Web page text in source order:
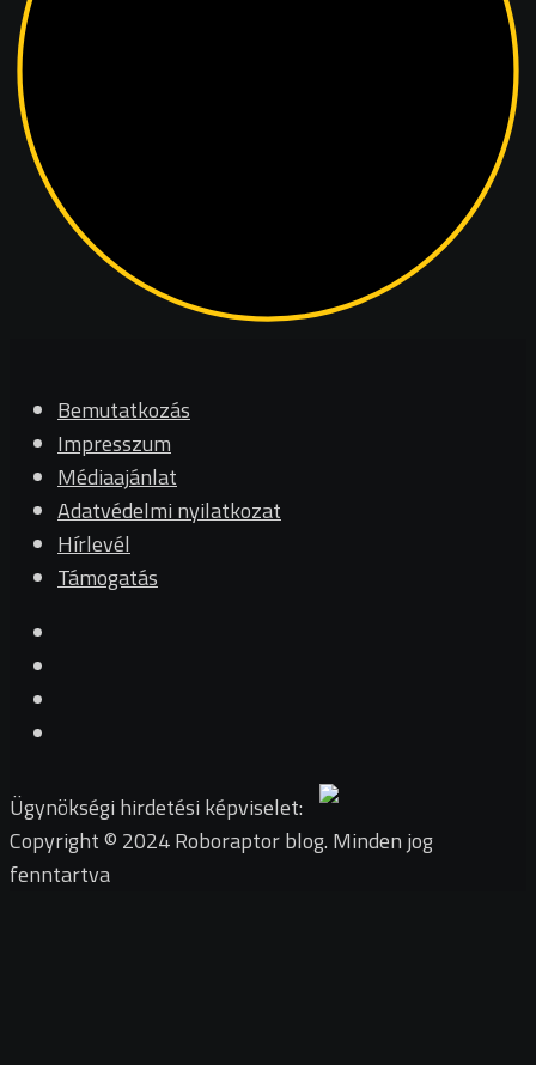
Bemutatkozás
Impresszum
Médiaajánlat
Adatvédelmi nyilatkozat
Hírlevél
Támogatás
Ügynökségi hirdetési képviselet:
Copyright © 2024 Roboraptor blog. Minden jog
fenntartva